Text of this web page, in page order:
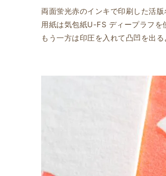
両面蛍光赤のインキで印刷した活版
用紙は気包紙U-FS ディープラフを
もう一方は印圧を入れて凸凹を出る